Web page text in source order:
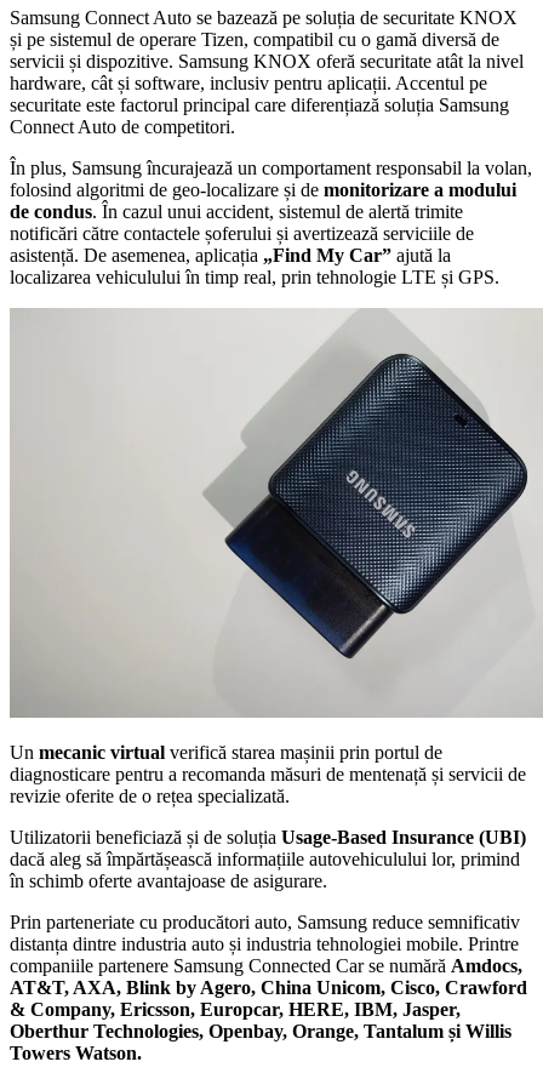
Samsung Connect Auto se bazează pe soluția de securitate KNOX
și pe sistemul de operare Tizen, compatibil cu o gamă diversă de
servicii și dispozitive. Samsung KNOX oferă securitate atât la nivel
hardware, cât și software, inclusiv pentru aplicații. Accentul pe
securitate este factorul principal care diferențiază soluția Samsung
Connect Auto de competitori.
În plus, Samsung încurajează un comportament responsabil la volan,
folosind algoritmi de geo-localizare și de monitorizare a modului
de condus. În cazul unui accident, sistemul de alertă trimite
notificări către contactele șoferului și avertizează serviciile de
asistență. De asemenea, aplicația „Find My Car” ajută la
localizarea vehiculului în timp real, prin tehnologie LTE și GPS.
Un mecanic virtual verifică starea mașinii prin portul de
diagnosticare pentru a recomanda măsuri de mentenață și servicii de
revizie oferite de o rețea specializată.
Utilizatorii beneficiază și de soluția Usage-Based Insurance (UBI)
dacă aleg să împărtășească informațiile autovehiculului lor, primind
în schimb oferte avantajoase de asigurare.
Prin parteneriate cu producători auto, Samsung reduce semnificativ
distanța dintre industria auto și industria tehnologiei mobile. Printre
companiile partenere Samsung Connected Car se numără Amdocs,
AT&T, AXA, Blink by Agero, China Unicom, Cisco, Crawford
& Company, Ericsson, Europcar, HERE, IBM, Jasper,
Oberthur Technologies, Openbay, Orange, Tantalum și Willis
Towers Watson.